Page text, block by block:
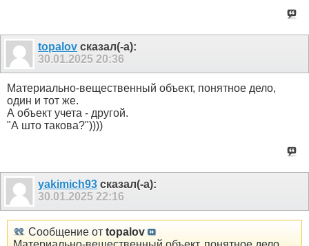
topalov сказал(-а):
30.01.2025 20:36
Материально-вещественный объект, понятное дело,
один и тот же.
А объект учета - другой.
"А што такова?"))))
yakimich93 сказал(-а):
30.01.2025 22:16
Сообщение от topalov